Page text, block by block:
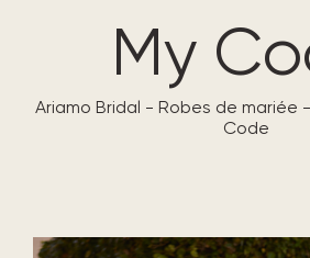
My
Ariamo Bridal - Robes de mariée -
Code